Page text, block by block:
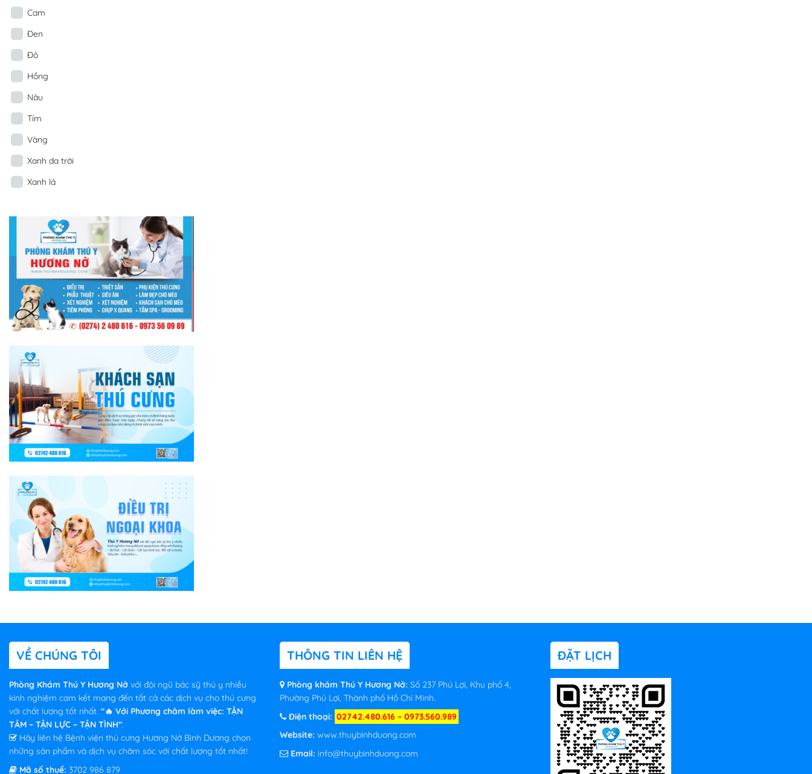
Cam
Đen
Đỏ
Hồng
Nâu
Tím
Vàng
Xanh da trời
Xanh lá
VỀ CHÚNG TÔI
Phòng Khám Thú Y Hương Nở với đội ngũ bác sỹ thú y nhiều
kinh nghiệm cam kết mang đến tất cả các dịch vụ cho thú cưng
với chất lượng tốt nhất. “🔥 Với Phương châm làm việc: TẬN
TÂM – TẬN LỰC – TẬN TÌNH”.
Hãy liên hệ Bệnh viện thú cưng Hương Nở Bình Dương chọn
những sản phẩm và dịch vụ chăm sóc với chất lượng tốt nhất!
Mã số thuế: 3702 986 879
THÔNG TIN LIÊN HỆ
Phòng khám Thú Y Hương Nở: Số 237 Phú Lợi, Khu phố 4,
Phường Phú Lợi, Thành phố Hồ Chí Minh.
Điện thoại: 02742.480.616 – 0973.560.989
Website: www.thuybinhduong.com
Email: info@thuybinhduong.com
ĐẶT LỊCH